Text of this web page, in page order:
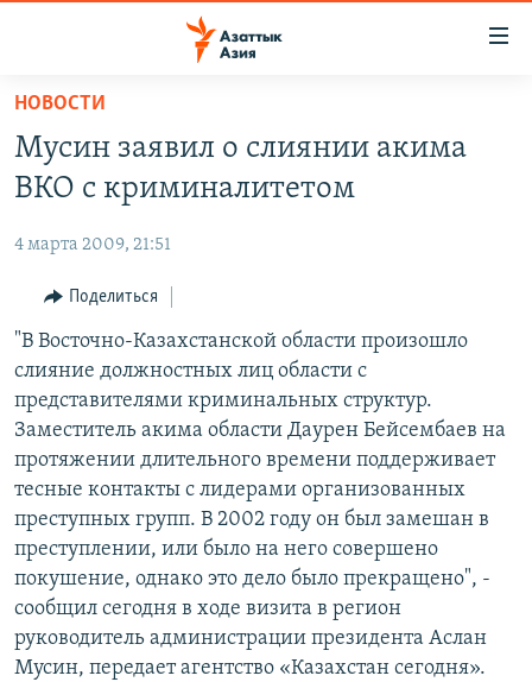
Вернуться
основному
содержанию
навигации
Вернутся
поиску
КАЗАХСТАН
УЗБЕКИСТАН
ТАДЖИКИСТАН
НОВОСТИ
ВОЙНА В УКРАИНЕ
НА ДРУГИХ ЯЗЫКАХ
ҚАЗАҚША
КЫРГЫЗЧА
ЎЗБЕКЧА
ТОҶИКӢ
TÜRKMENÇE
Все сайты РСЕ/РС
НОВОСТИ
Мусин заявил о слиянии акима
ВКО с криминалитетом
4 марта 2009, 21:51
Поделиться
"В Восточно-Казахстанской области произошло
слияние должностных лиц области с
представителями криминальных структур.
Заместитель акима области Даурен Бейсембаев на
протяжении длительного времени поддерживает
тесные контакты с лидерами организованных
преступных групп. В 2002 году он был замешан в
преступлении, или было на него совершено
покушение, однако это дело было прекращено", -
сообщил сегодня в ходе визита в регион
руководитель администрации президента Аслан
Мусин, передает агентство «Казахстан сегодня».